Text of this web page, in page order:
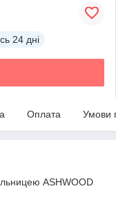
24 дні
Оплата Умови
ASHWOOD